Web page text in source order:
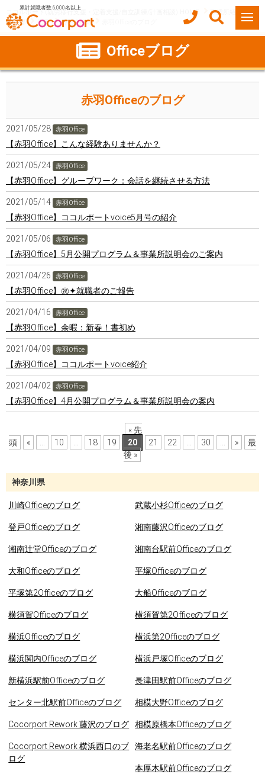
累計就職者数 6,000名以上
ココルポート(就労移行支援・定着支援/自立訓練/計画相談) HOME
事業所紹介
東京都
北区 赤羽Office
Officeブログ
神奈川県
川崎Officeのブログ 武蔵小杉Officeのブログ
登戸Officeのブログ 湘南藤沢Officeのブログ
湘南辻堂Officeのブログ 湘南台駅前Officeのブログ
大和Officeのブログ 平塚Officeのブログ
平塚第2Officeのブログ 大船Officeのブログ
横須賀Officeのブログ 横須賀第2Officeのブログ
横浜Officeのブログ 横浜第2Officeのブログ
横浜関内Officeのブログ 横浜戸塚Officeのブログ
新横浜駅前Officeのブログ 長津田駅前Officeのブログ
センター北駅前Officeのブログ 相模大野Officeのブログ
Cocorport Rework 藤沢のブログ 相模原橋本Officeのブログ
Cocorport Rework 横浜西口のブ
ログ
海老名駅前Officeのブログ
本厚木駅前Officeのブログ
赤羽Officeのブログ
2021/05/28 赤羽Office
【赤羽Office】こんな経験ありませんか？
2021/05/24 赤羽Office
【赤羽Office】グループワーク：会話を継続させる方法
2021/05/14 赤羽Office
【赤羽Office】ココルポートvoice5月号の紹介
2021/05/06 赤羽Office
【赤羽Office】5月公開プログラム＆事業所説明会のご案内
2021/04/26 赤羽Office
【赤羽Office】㊗✦就職者のご報告
2021/04/16 赤羽Office
【赤羽Office】余暇：新春！書初め
2021/04/09 赤羽Office
【赤羽Office】ココルポートvoice紹介
2021/04/02 赤羽Office
【赤羽Office】4月公開プログラム＆事業所説明会の案内
« 先
頭
« 10 18 19 20 21 22 30 »
最
後 »